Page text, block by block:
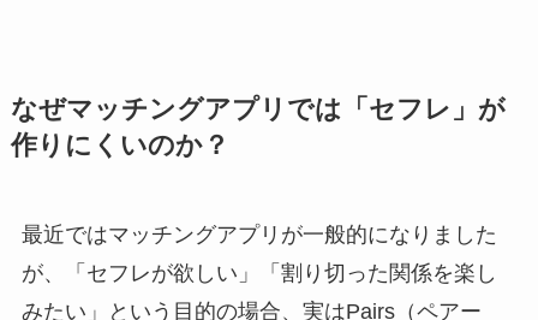
なぜマッチングアプリでは「セフレ」が
作りにくいのか？
最近ではマッチングアプリが一般的になりました
が、「セフレが欲しい」「割り切った関係を楽し
みたい」という目的の場合、実はPairs（ペアー